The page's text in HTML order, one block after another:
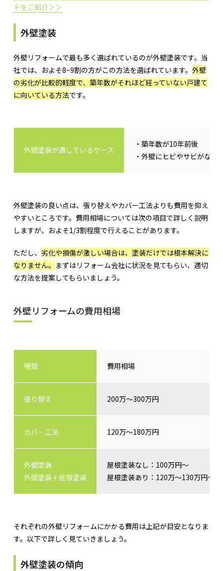
トをご紹介＞＞
外壁塗装
外壁リフォームで最も多く選ばれているのが外壁塗装です。当
社では、およそ8~9割の方がこの方法を選ばれています。 外壁
の劣化が比較的軽度で、築年数がそれほど経っていない戸建て
に向いている方法です。
外壁塗装が適しているケース
・築年数が10年前後
・外壁にヒビやサビがなく
外壁塗装の良い点は、張り替えやカバー工法よりも費用を抑え
やすいところです。費用相場については次の項目で詳しく説明
しますが、およそ1/3割程度で行えることがあります。
ただし、 劣化や損傷が激しい場合は、塗装だけでは根本解決に
なりません。 まずはリフォーム会社に状況を見てもらい、適切
な方法を提案してもらいましょう。
外壁リフォームの費用相場
種類 費用相場
張り替え 200万～300万円
カバー工法 120万～180万円
外壁塗装
外壁塗装＋屋根塗装
屋根塗装なし：100万円～
屋根塗装あり：120万～130万円～
それぞれの外壁リフォームにかかる費用は上記が目安となりま
す。以下で詳しく見ていきましょう。
外壁塗装の傾向